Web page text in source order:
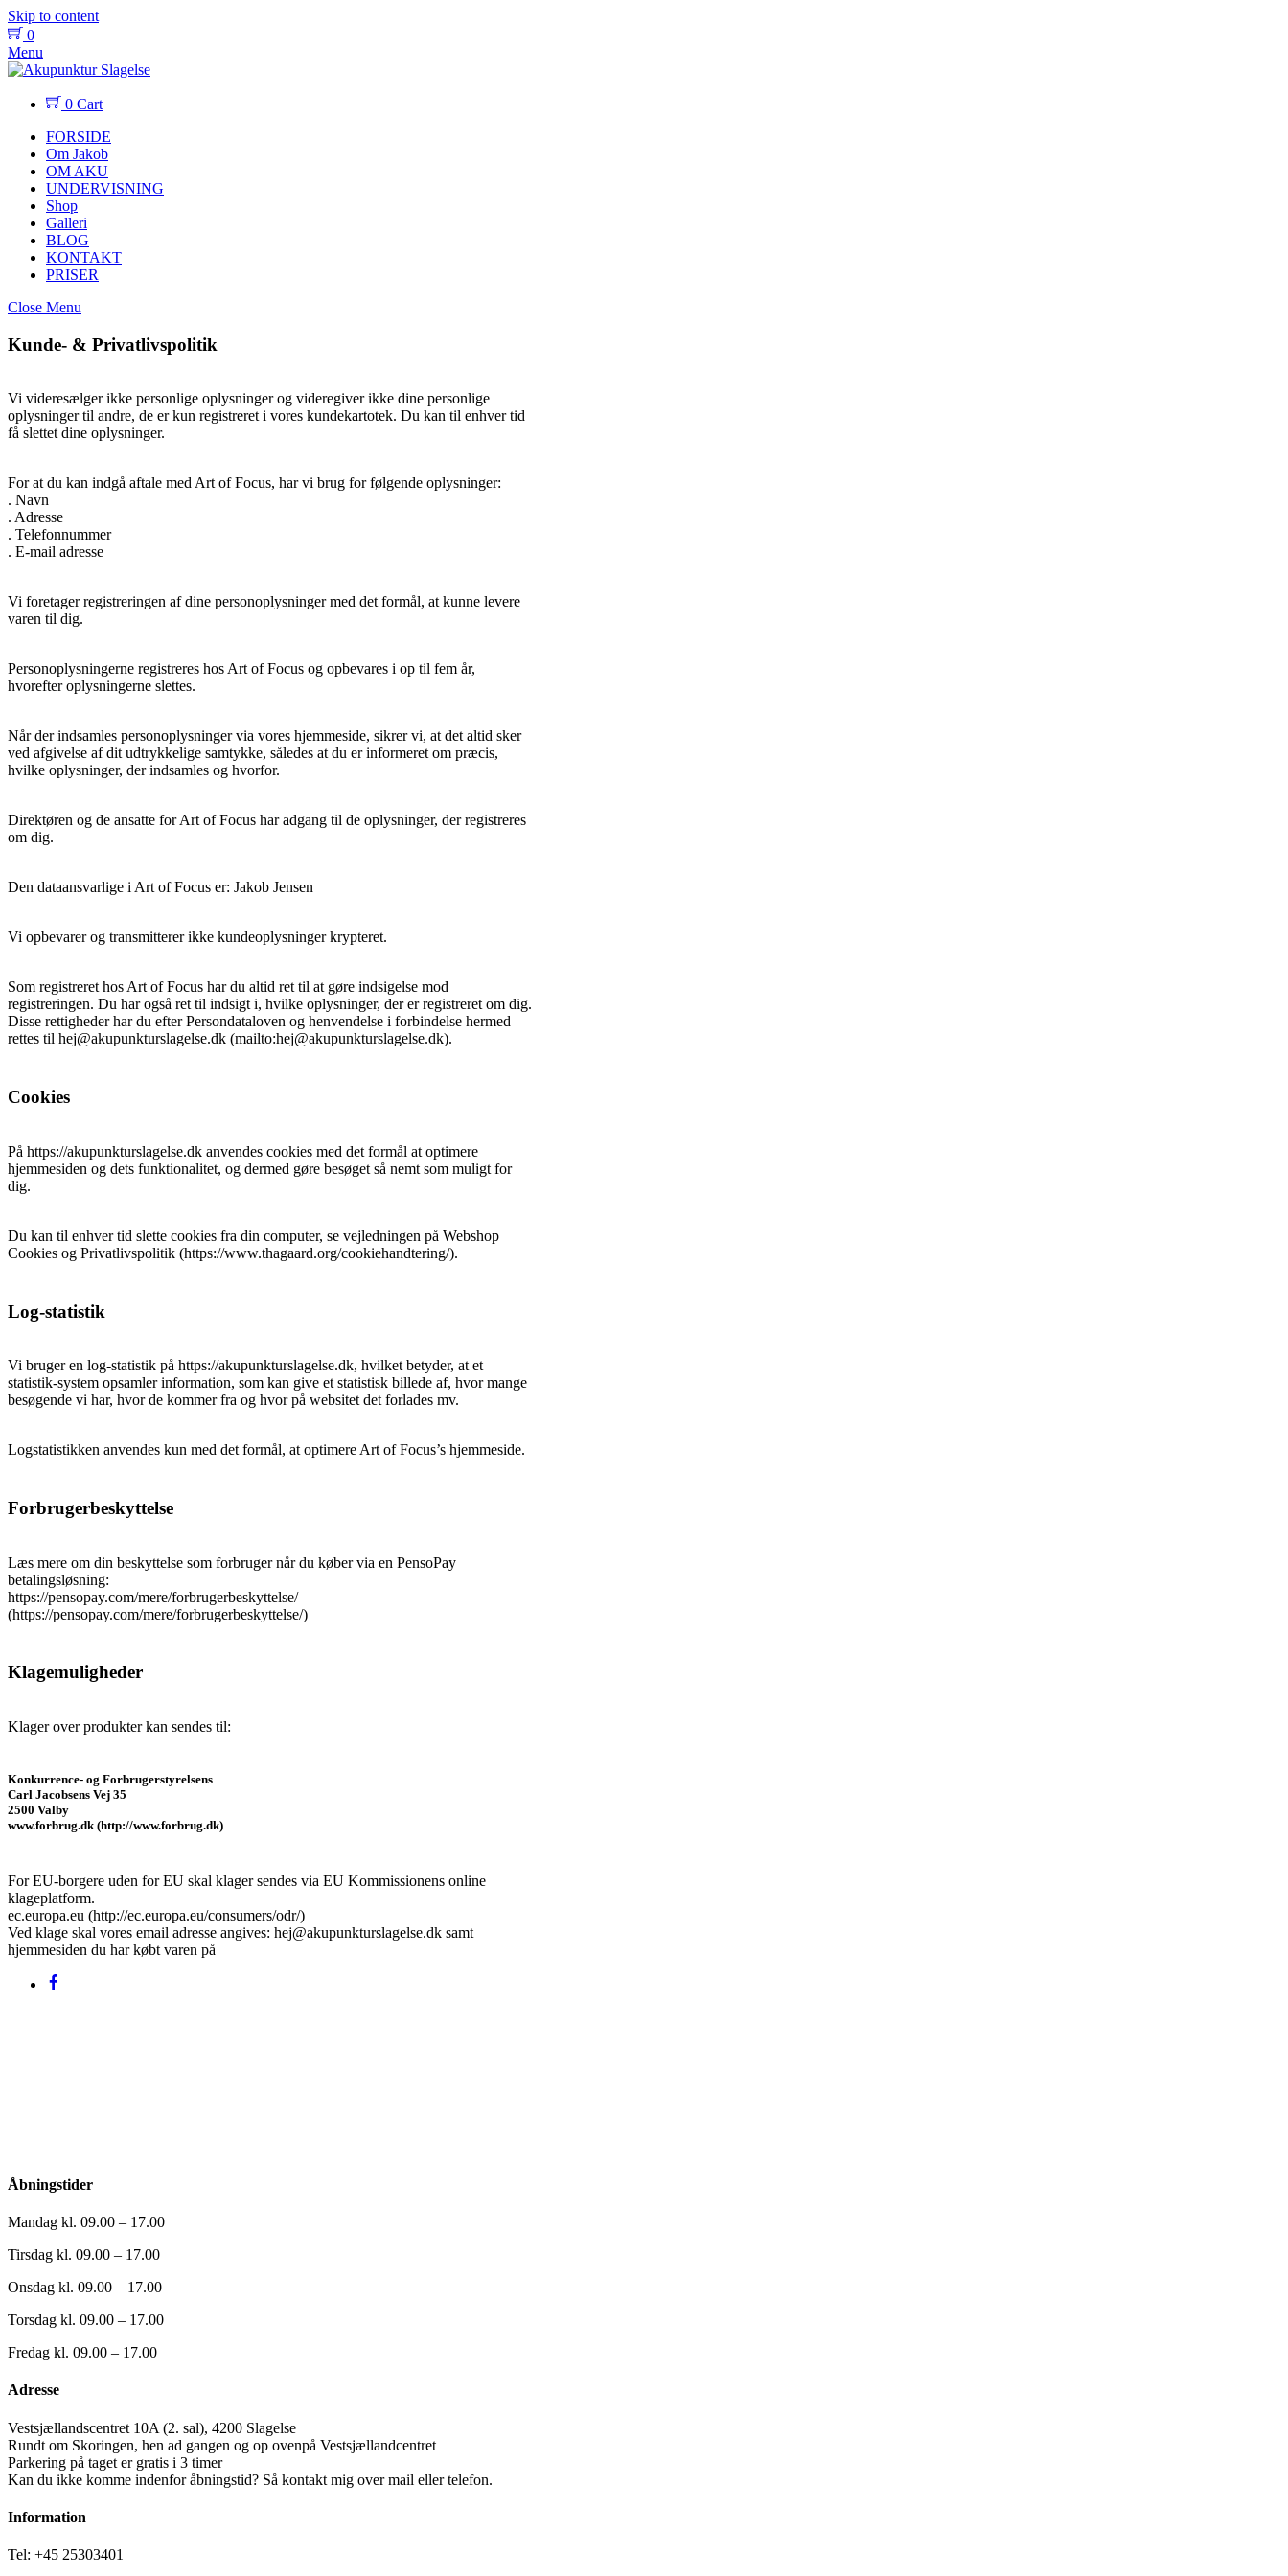
Skip to content
0
Menu
0 Cart
FORSIDE
Om Jakob
OM AKU
UNDERVISNING
Shop
Galleri
BLOG
KONTAKT
PRISER
Close Menu
Kunde- & Privatlivspolitik
Vi videresælger ikke personlige oplysninger og videregiver ikke dine personlige
oplysninger til andre, de er kun registreret i vores kundekartotek. Du kan til enhver tid
få slettet dine oplysninger.
For at du kan indgå aftale med Art of Focus, har vi brug for følgende oplysninger:
. Navn
. Adresse
. Telefonnummer
. E-mail adresse
Vi foretager registreringen af dine personoplysninger med det formål, at kunne levere
varen til dig.
Personoplysningerne registreres hos Art of Focus og opbevares i op til fem år,
hvorefter oplysningerne slettes.
Når der indsamles personoplysninger via vores hjemmeside, sikrer vi, at det altid sker
ved afgivelse af dit udtrykkelige samtykke, således at du er informeret om præcis,
hvilke oplysninger, der indsamles og hvorfor.
Direktøren og de ansatte for Art of Focus har adgang til de oplysninger, der registreres
om dig.
Den dataansvarlige i Art of Focus er: Jakob Jensen
Vi opbevarer og transmitterer ikke kundeoplysninger krypteret.
Som registreret hos Art of Focus har du altid ret til at gøre indsigelse mod
registreringen. Du har også ret til indsigt i, hvilke oplysninger, der er registreret om dig.
Disse rettigheder har du efter Persondataloven og henvendelse i forbindelse hermed
rettes til hej@akupunkturslagelse.dk (mailto:hej@akupunkturslagelse.dk).
Cookies
På https://akupunkturslagelse.dk anvendes cookies med det formål at optimere
hjemmesiden og dets funktionalitet, og dermed gøre besøget så nemt som muligt for
dig.
Du kan til enhver tid slette cookies fra din computer, se vejledningen på Webshop
Cookies og Privatlivspolitik (https://www.thagaard.org/cookiehandtering/).
Log-statistik
Vi bruger en log-statistik på https://akupunkturslagelse.dk, hvilket betyder, at et
statistik-system opsamler information, som kan give et statistisk billede af, hvor mange
besøgende vi har, hvor de kommer fra og hvor på websitet det forlades mv.
Logstatistikken anvendes kun med det formål, at optimere Art of Focus’s hjemmeside.
Forbrugerbeskyttelse
Læs mere om din beskyttelse som forbruger når du køber via en PensoPay
betalingsløsning:
https://pensopay.com/mere/forbrugerbeskyttelse/
(https://pensopay.com/mere/forbrugerbeskyttelse/)
Klagemuligheder
Klager over produkter kan sendes til:
Konkurrence- og Forbrugerstyrelsens
Carl Jacobsens Vej 35
2500 Valby
www.forbrug.dk (http://www.forbrug.dk)
For EU-borgere uden for EU skal klager sendes via EU Kommissionens online
klageplatform.
ec.europa.eu (http://ec.europa.eu/consumers/odr/)
Ved klage skal vores email adresse angives: hej@akupunkturslagelse.dk samt
hjemmesiden du har købt varen på
Åbningstider
Mandag kl. 09.00 – 17.00
Tirsdag kl. 09.00 – 17.00
Onsdag kl. 09.00 – 17.00
Torsdag kl. 09.00 – 17.00
Fredag kl. 09.00 – 17.00
Adresse
Vestsjællandscentret 10A (2. sal), 4200 Slagelse
Rundt om Skoringen, hen ad gangen og op ovenpå Vestsjællandcentret
Parkering på taget er gratis i 3 timer
Kan du ikke komme indenfor åbningstid? Så kontakt mig over mail eller telefon.
Information
Tel: +45 25303401